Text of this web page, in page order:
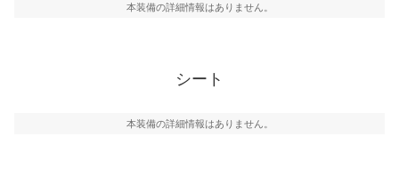
本装備の詳細情報はありません。
シート
本装備の詳細情報はありません。